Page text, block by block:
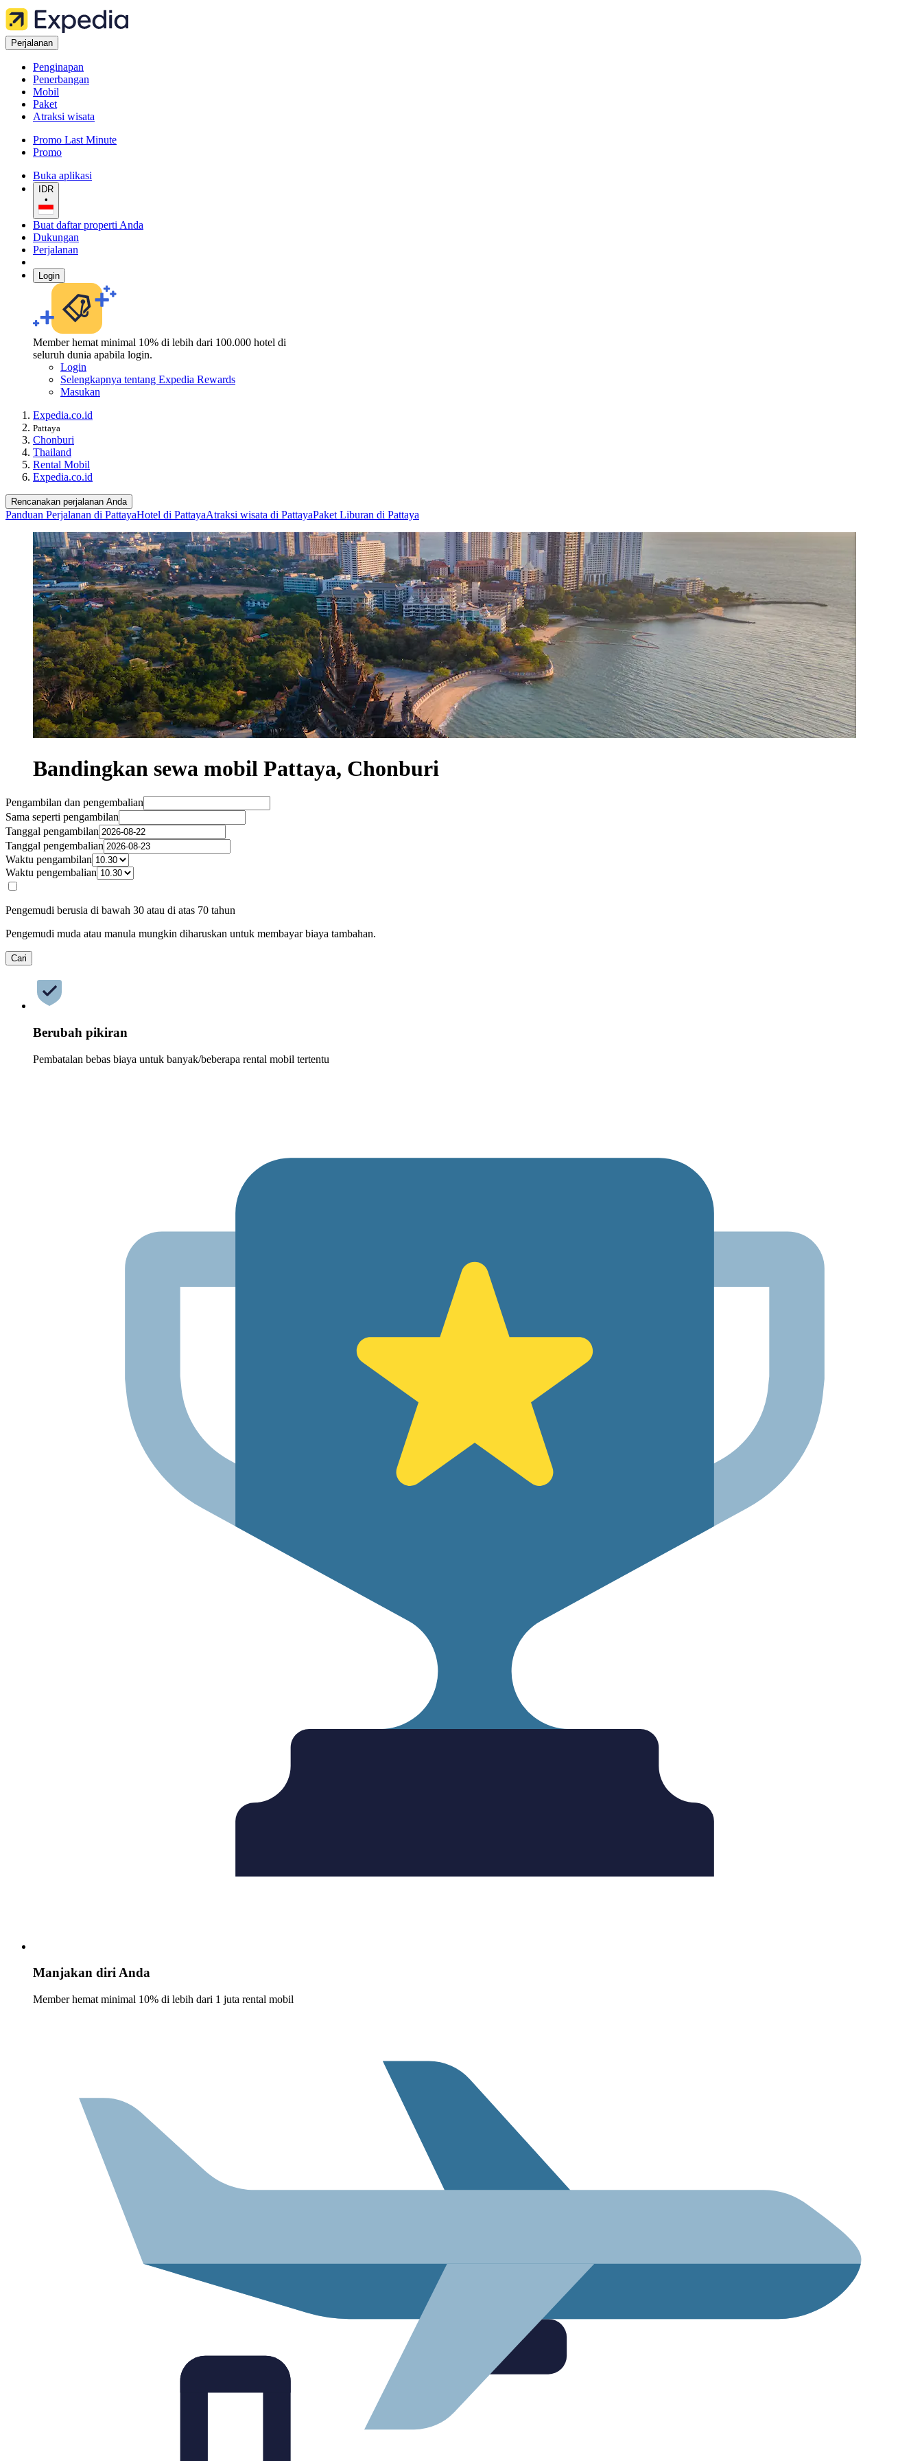
Perjalanan
Penginapan
Penerbangan
Mobil
Paket
Atraksi wisata
Promo Last Minute
Promo
Buka aplikasi
IDR
•
Buat daftar properti Anda
Dukungan
Perjalanan
Login
Member hemat minimal 10% di lebih dari 100.000 hotel di
seluruh dunia apabila login.
Login
Selengkapnya tentang Expedia Rewards
Masukan
Expedia.co.id
Pattaya
Chonburi
Thailand
Rental Mobil
Expedia.co.id
Rencanakan perjalanan Anda
Panduan Perjalanan di PattayaHotel di PattayaAtraksi wisata di PattayaPaket Liburan di Pattaya
Bandingkan sewa mobil Pattaya, Chonburi
Pengambilan dan pengembalian
Sama seperti pengambilan
Tanggal pengambilan
Tanggal pengembalian
Waktu pengambilan
Waktu pengembalian
Pengemudi berusia di bawah 30 atau di atas 70 tahun
Pengemudi muda atau manula mungkin diharuskan untuk membayar biaya tambahan.
Cari
Berubah pikiran
Pembatalan bebas biaya untuk banyak/beberapa rental mobil tertentu
Manjakan diri Anda
Member hemat minimal 10% di lebih dari 1 juta rental mobil